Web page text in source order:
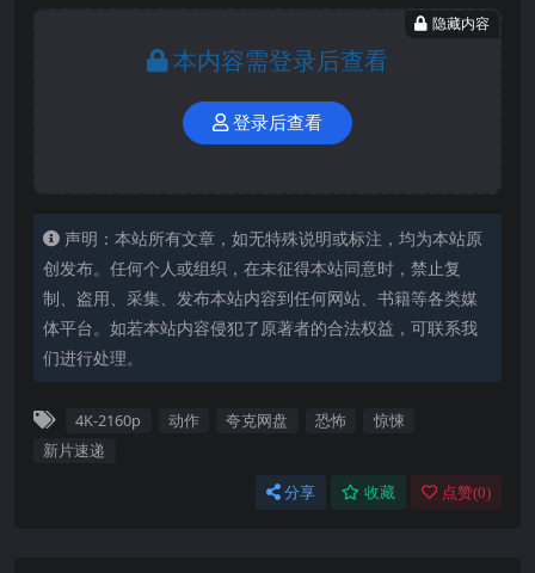
隐藏内容
本内容需登录后查看
登录后查看
声明：本站所有文章，如无特殊说明或标注，均为本站原
创发布。任何个人或组织，在未征得本站同意时，禁止复
制、盗用、采集、发布本站内容到任何网站、书籍等各类媒
体平台。如若本站内容侵犯了原著者的合法权益，可联系我
们进行处理。
4K-2160p 动作 夸克网盘 恐怖
惊悚
新片速递
分享 收藏 点赞(0)